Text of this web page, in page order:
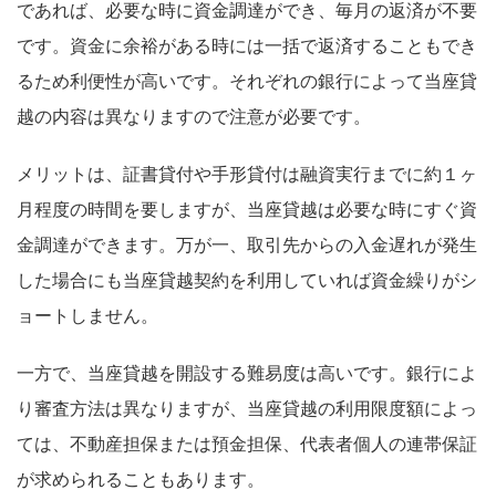
であれば、必要な時に資金調達ができ、毎月の返済が不要
です。資金に余裕がある時には一括で返済することもでき
るため利便性が高いです。それぞれの銀行によって当座貸
越の内容は異なりますので注意が必要です。
メリットは、証書貸付や手形貸付は融資実行までに約１ヶ
月程度の時間を要しますが、当座貸越は必要な時にすぐ資
金調達ができます。万が一、取引先からの入金遅れが発生
した場合にも当座貸越契約を利用していれば資金繰りがシ
ョートしません。
一方で、当座貸越を開設する難易度は高いです。銀行によ
り審査方法は異なりますが、当座貸越の利用限度額によっ
ては、不動産担保または預金担保、代表者個人の連帯保証
が求められることもあります。